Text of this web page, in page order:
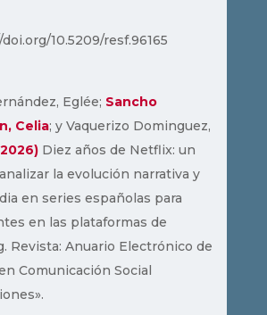
10.5209/resf.96165
Eglée; Sancho
Celia; y Vaquerizo Dominguez,
Diez años de Netflix: un
la evolución narrativa y
en series españolas para
en las plataformas de
Revista: Anuario Electrónico de
Comunicación Social